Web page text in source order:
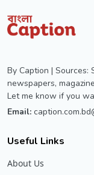
By Caption | Sources:
newspapers,
Let me know if you
Email:
Useful Links
About Us